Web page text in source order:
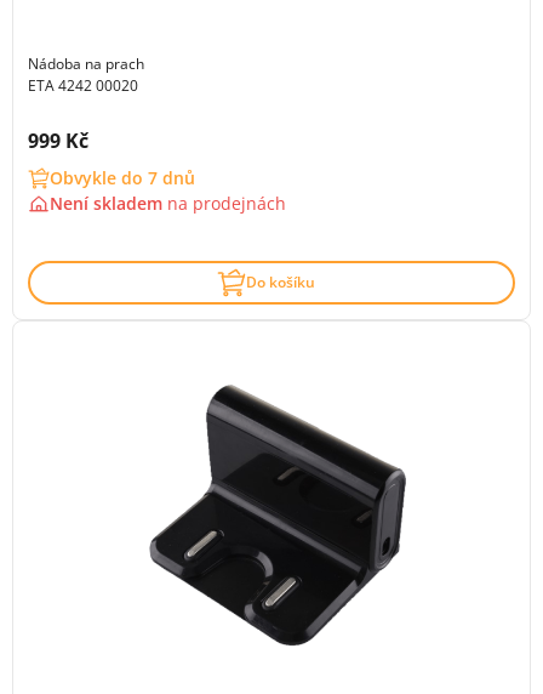
Nádoba na prach
ETA 4242 00020
Cena s DPH:
999 Kč
Obvykle do 7 dnů
Není skladem na prodejnách
Do košíku